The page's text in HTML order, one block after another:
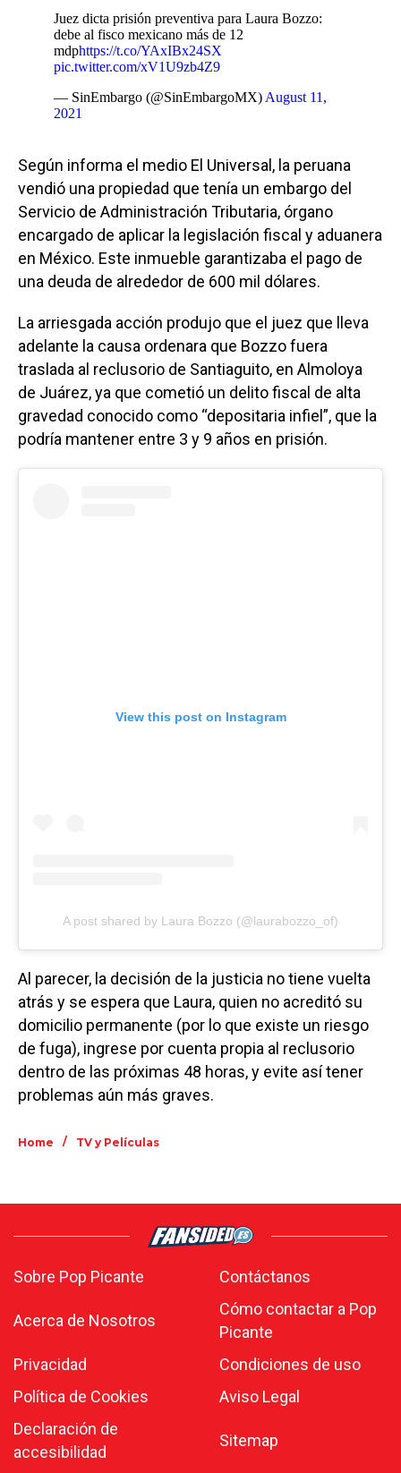
Juez dicta prisión preventiva para Laura Bozzo:
debe al fisco mexicano más de 12
mdphttps://t.co/YAxIBx24SX
pic.twitter.com/xV1U9zb4Z9
— SinEmbargo (@SinEmbargoMX) August 11,
2021
Según informa el medio El Universal, la peruana
vendió una propiedad que tenía un embargo del
Servicio de Administración Tributaria, órgano
encargado de aplicar la legislación fiscal y aduanera
en México. Este inmueble garantizaba el pago de
una deuda de alrededor de 600 mil dólares.
La arriesgada acción produjo que el juez que lleva
adelante la causa ordenara que Bozzo fuera
traslada al reclusorio de Santiaguito, en Almoloya
de Juárez, ya que cometió un delito fiscal de alta
gravedad conocido como “depositaria infiel”, que la
podría mantener entre 3 y 9 años en prisión.
View this post on Instagram
A post shared by Laura Bozzo (@laurabozzo_of)
Al parecer, la decisión de la justicia no tiene vuelta
atrás y se espera que Laura, quien no acreditó su
domicilio permanente (por lo que existe un riesgo
de fuga), ingrese por cuenta propia al reclusorio
dentro de las próximas 48 horas, y evite así tener
problemas aún más graves.
Home / TV y Películas
Sobre Pop Picante Contáctanos
Acerca de Nosotros
Cómo contactar a Pop
Picante
Privacidad
Condiciones de uso
Política de Cookies
Aviso Legal
Declaración de
accesibilidad
Sitemap